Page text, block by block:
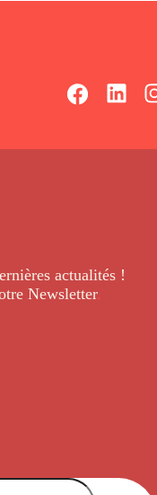
actualités !
Newsletter.